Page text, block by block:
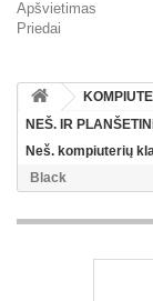
Apšvietimas
Priedai
NEŠ. IR
Neš. kompiuterių
Black